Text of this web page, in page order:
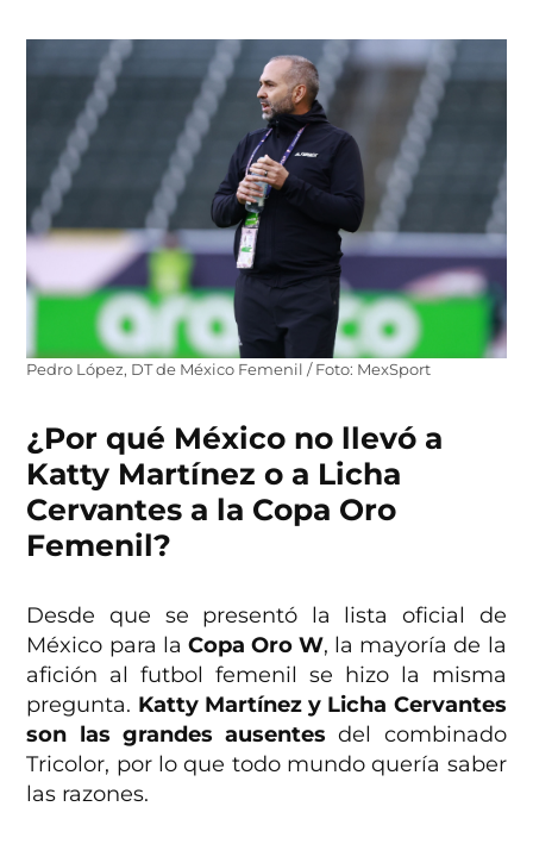
Pedro López, DT de México Femenil / Foto: MexSport
¿Por qué México no llevó a
Katty Martínez o a Licha
Cervantes a la Copa Oro
Femenil?
Desde que se presentó la lista oficial de
México para la Copa Oro W, la mayoría de la
afición al futbol femenil se hizo la misma
pregunta. Katty Martínez y Licha Cervantes
son las grandes ausentes del combinado
Tricolor, por lo que todo mundo quería saber
las razones.